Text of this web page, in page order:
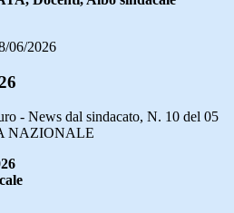
06/2026
- News dal sindacato, N. 10 del 05
NAZIONALE